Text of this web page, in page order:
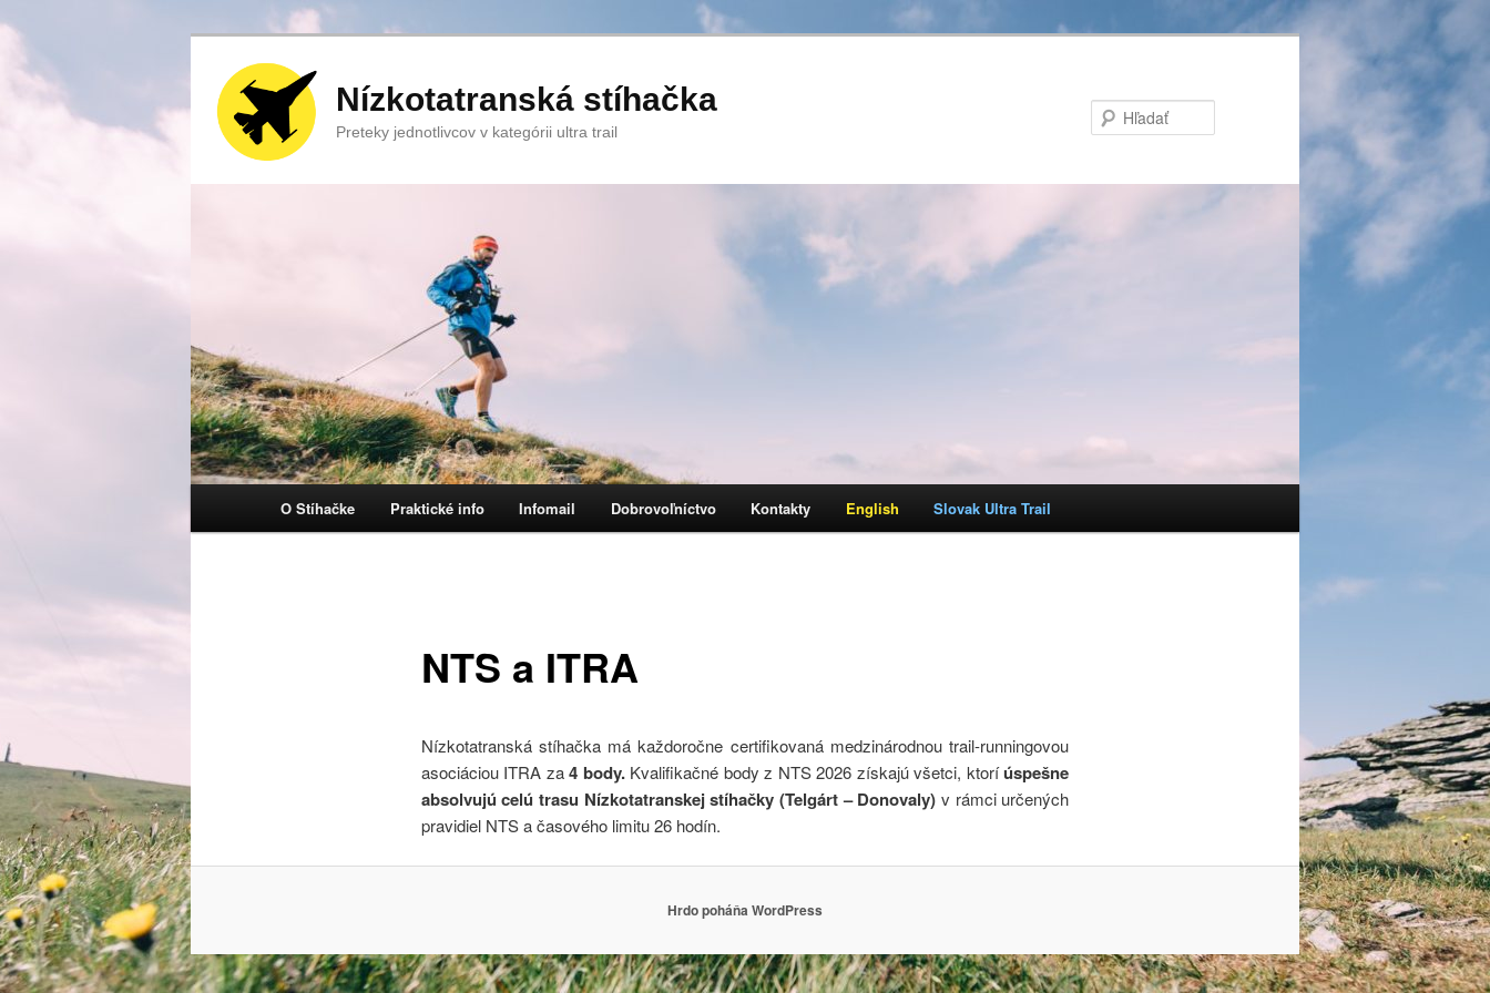
Nízkotatranská stíhačka
Preteky jednotlivcov v kategórii ultra trail
Preskočiť na primárny obsah
O Stíhačke Praktické info Infomail Dobrovoľníctvo Kontakty English Slovak Ultra Trail
NTS a ITRA
Nízkotatranská stíhačka má každoročne certifikovaná medzinárodnou trail-runningovou
asociáciou ITRA za4 body.Kvalifikačné body z NTS 2026 získajú všetci, ktoríúspešne
absolvujú celú trasu Nízkotatranskej stíhačky (Telgárt – Donovaly) v rámci určených
pravidiel NTS a časového limitu 26 hodín.
Hrdo poháňa WordPress